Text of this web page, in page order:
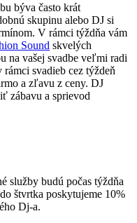
býva často krát
skupinu alebo DJ si
V rámci týždňa vám
Sound skvelých
na vašej svadbe veľmi radi
svadieb cez týždeň
a zľavu z ceny. DJ
zábavu a sprievod
služby budú počas týždňa
štvrtka poskytujeme 10%
Dj-a.